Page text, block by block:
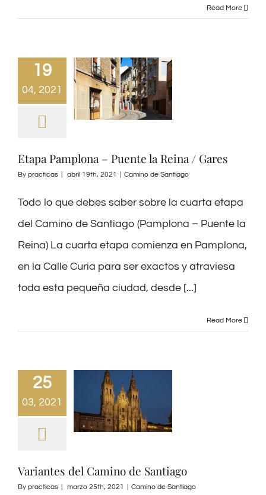
Read More
19
04, 2021
Etapa Pamplona – Puente la Reina / Gares
By practicas abril 19th, 2021 Camino de Santiago
Todo lo que debes saber sobre la cuarta etapa
del Camino de Santiago (Pamplona – Puente la
Reina) La cuarta etapa comienza en Pamplona,
en la Calle Curia para ser exactos y atraviesa
toda esta pequeña ciudad, desde [...]
Read More
25
03, 2021
Variantes del Camino de Santiago
By practicas marzo 25th, 2021 Camino de Santiago